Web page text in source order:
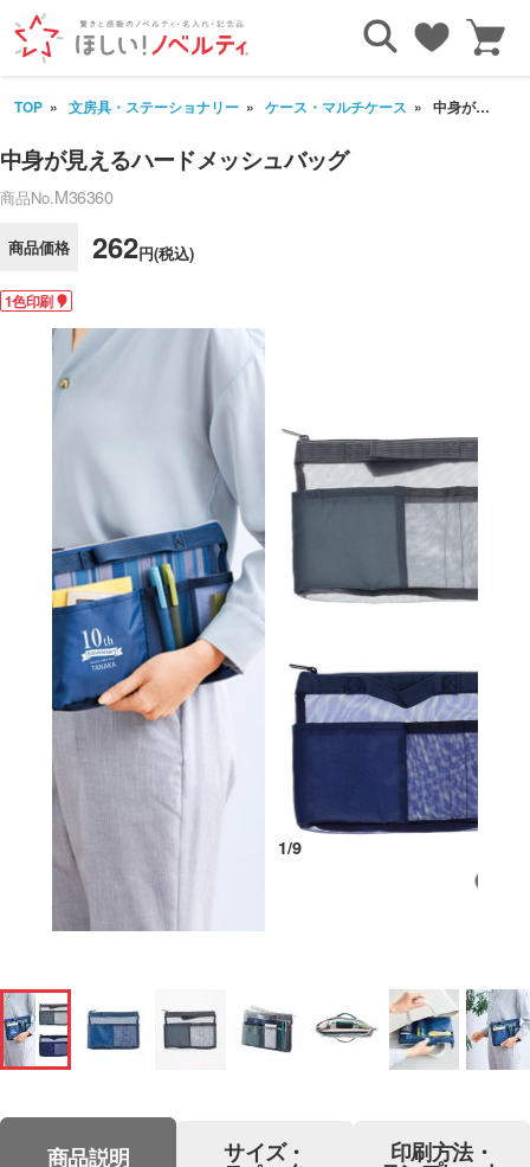
TOP 文房具・ステーショナリー ケース・マルチケース 中身が見えるハードメッシュバッグ
中身が見えるハードメッシュバッグ
商品No.M36360
商品価格 262円(税込)
1色印刷
1/9
商品説明 サイズ・ 印刷方法・